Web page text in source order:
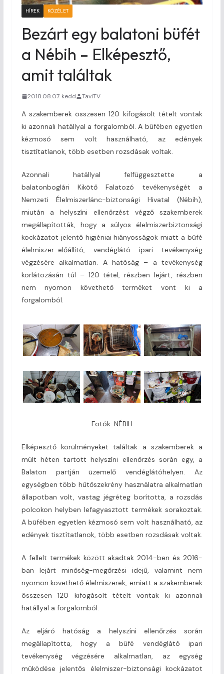
HÍREK KÖZÉLET
Bezárt egy balatoni büfét
a Nébih – Elképesztő,
amit találtak
2018.08.07. kedd TaviTV
A szakemberek összesen 120 kifogásolt tételt vontak
ki azonnali hatállyal a forgalomból. A büfében egyetlen
kézmosó sem volt használható, az edények
tisztítatlanok, több esetben rozsdásak voltak.
Azonnali hatállyal felfüggesztette a
balatonboglári Kikötő Falatozó tevékenységét a
Nemzeti Élelmiszerlánc-biztonsági Hivatal (Nébih),
miután a helyszíni ellenőrzést végző szakemberek
megállapították, hogy a súlyos élelmiszerbiztonsági
kockázatot jelentő higiéniai hiányosságok miatt a büfé
élelmiszer-előállító, vendéglátó ipari tevékenység
végzésére alkalmatlan. A hatóság – a tevékenység
korlátozásán túl – 120 tétel, részben lejárt, részben
nem nyomon követhető terméket vont ki a
forgalomból.
Fotók: NÉBIH
Elképesztő körülményeket találtak a szakemberek a
múlt héten tartott helyszíni ellenőrzés során egy, a
Balaton partján üzemelő vendéglátóhelyen. Az
egységben több hűtőszekrény használatra alkalmatlan
állapotban volt, vastag jégréteg borította, a rozsdás
polcokon helyben lefagyasztott termékek sorakoztak.
A büfében egyetlen kézmosó sem volt használható, az
edények tisztítatlanok, több esetben rozsdásak voltak.
A fellelt termékek között akadtak 2014-ben és 2016-
ban lejárt minőség-megőrzési idejű, valamint nem
nyomon követhető élelmiszerek, emiatt a szakemberek
összesen 120 kifogásolt tételt vontak ki azonnali
hatállyal a forgalomból.
Az eljáró hatóság a helyszíni ellenőrzés során
megállapította, hogy a büfé vendéglátó ipari
tevékenység végzésére alkalmatlan, az egység
működése jelentős élelmiszer-biztonsági kockázatot